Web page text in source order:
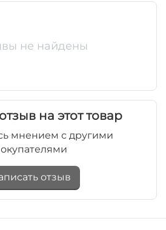
не найдены
на этот товар
мнением с другими
отзыв